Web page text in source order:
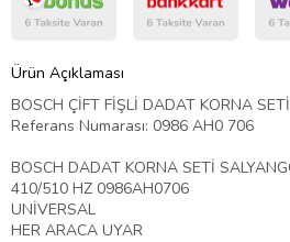
Ürün Açıklaması
BOSCH ÇİFT FİŞLİ DADAT KORNA SETİ
Referans Numarası: 0986 AH0 706
BOSCH DADAT KORNA SETİ
410/510 HZ 0986AH0706
UNİVERSAL
HER ARACA UYAR